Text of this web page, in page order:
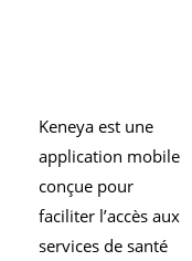
Keneya est une
application mobile
conçue pour
faciliter l’accès aux
services de santé